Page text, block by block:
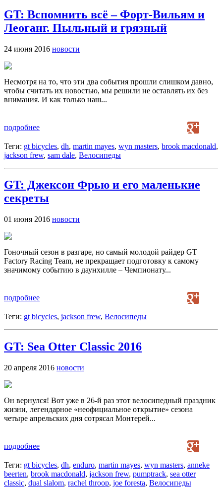
GT: Вспомнить всё – Форт-Вильям и
Леоганг. Пыльный и грязный
24 июня 2016 новости
Несмотря на то, что эти два события прошли слишком давно,
чтобы считать их новостью, мы решили не оставлять их без
внимания. И как только наш...
подробнее
Теги: gt bicycles, dh, martin mayes, wyn masters, brook macdonald,
jackson frew, sam dale, Велосипеды
GT: Джексон Фрью и его маленькие
секреты
01 июня 2016 новости
Гоночный сезон в разгаре, но самый молодой райдер GT
Factory Racing Team, не прекращает подготовку к самому
значимому событию в даунхилле – Чемпионату...
подробнее
Теги: gt bicycles, jackson frew, Велосипеды
GT: Sea Otter Classic 2016
20 апреля 2016 новости
Он вернулся! Вот уже в 26-й раз этот велосипедный праздник
жизни, легендарное «неофициальное открытие» сезона
четыре апрельских дня сотрясал Монтерей...
подробнее
Теги: gt bicycles, dh, enduro, martin mayes, wyn masters, anneke
beerten, brook macdonald, jackson frew, pumptrack, sea otter
classic, dual slalom, rachel throop, joe foresta, Велосипеды